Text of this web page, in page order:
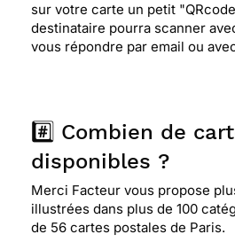
sur votre carte un petit
destinataire pourra scanner
vous répondre par email ou
#️⃣ Combien de
disponibles ?
Merci Facteur vous propose
illustrées dans plus de 100
de 56 cartes postales de Paris.